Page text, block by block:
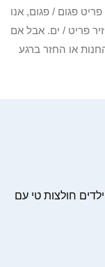
יום או שקיבלת פריט פגום / פגום, אנו
פריט / ים. אבל אם
או החזר ברגע
חולצות טי עם